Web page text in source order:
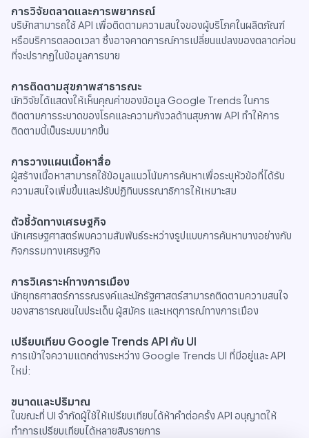
การวิจัยตลาดและการพยากรณ์
บริษัทสามารถใช้ API เพื่อติดตามความสนใจของผู้บริโภคในผลิตภัณฑ์
หรือบริการตลอดเวลา ซึ่งอาจคาดการณ์การเปลี่ยนแปลงของตลาดก่อน
ที่จะปรากฏในข้อมูลการขาย
การติดตามสุขภาพสาธารณะ
นักวิจัยได้แสดงให้เห็นคุณค่าของข้อมูล Google Trends ในการ
ติดตามการระบาดของโรคและความกังวลด้านสุขภาพ API ทำให้การ
ติดตามนี้เป็นระบบมากขึ้น
การวางแผนเนื้อหาสื่อ
ผู้สร้างเนื้อหาสามารถใช้ข้อมูลแนวโน้มการค้นหาเพื่อระบุหัวข้อที่ได้รับ
ความสนใจเพิ่มขึ้นและปรับปฏิทินบรรณาธิการให้เหมาะสม
ตัวชี้วัดทางเศรษฐกิจ
นักเศรษฐศาสตร์พบความสัมพันธ์ระหว่างรูปแบบการค้นหาบางอย่างกับ
กิจกรรมทางเศรษฐกิจ
การวิเคราะห์ทางการเมือง
นักยุทธศาสตร์การรณรงค์และนักรัฐศาสตร์สามารถติดตามความสนใจ
ของสาธารณชนในประเด็น ผู้สมัคร และเหตุการณ์ทางการเมือง
เปรียบเทียบ Google Trends API กับ UI
การเข้าใจความแตกต่างระหว่าง Google Trends UI ที่มีอยู่และ API
ใหม่:
ขนาดและปริมาณ
ในขณะที่ UI จำกัดผู้ใช้ให้เปรียบเทียบได้ห้าคำต่อครั้ง API อนุญาตให้
ทำการเปรียบเทียบได้หลายสิบรายการ